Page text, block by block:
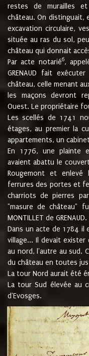
restes de murailles
château. On distinguait,
excavation circulaire,
située au ras du sol,
château qui donnait
Par acte notarié6,
GRENAUD fait
château, celle menant
les maçons devront
Ouest. Le propriétaire
Les scellés de 1741
étages, au premier la
appartements, un
En 1776, une plainte
avaient abattu le
Rougemont et enlevé
ferrures des portes et
charriots de pierres
"masure de château"
MONTILLET de GRENAUD.
Dans un acte de 1784
village... Il devait
au nord, l'autre au sud.
du château en toutes
La tour Nord aurait été
La tour Sud élevée au
d'Evosges.